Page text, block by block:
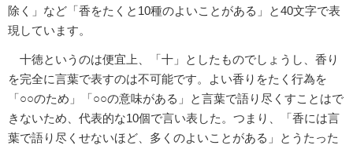
除く」など「香をたくと10種のよいことがある」と40文字で表
現しています。
十徳というのは便宜上、「十」としたものでしょうし、香り
を完全に言葉で表すのは不可能です。よい香りをたく行為を
「○○のため」「○○の意味がある」と言葉で語り尽くすことはで
きないため、代表的な10個で言い表した。つまり、「香には言
葉で語り尽くせないほど、多くのよいことがある」とうたった